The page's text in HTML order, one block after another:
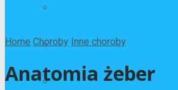
Choroby skóry
Choroby układu pokarmowego
Home Choroby Inne choroby
Anatomia żeber